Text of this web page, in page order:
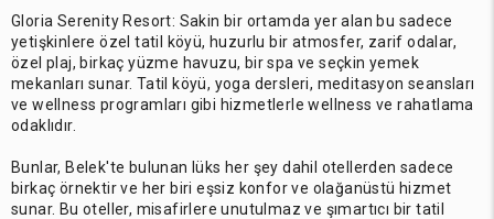
Gloria Serenity Resort: Sakin bir ortamda yer alan bu sadece
yetişkinlere özel tatil köyü, huzurlu bir atmosfer, zarif odalar,
özel plaj, birkaç yüzme havuzu, bir spa ve seçkin yemek
mekanları sunar. Tatil köyü, yoga dersleri, meditasyon seansları
ve wellness programları gibi hizmetlerle wellness ve rahatlama
odaklıdır.
Bunlar, Belek'te bulunan lüks her şey dahil otellerden sadece
birkaç örnektir ve her biri eşsiz konfor ve olağanüstü hizmet
sunar. Bu oteller, misafirlere unutulmaz ve şımartıcı bir tatil